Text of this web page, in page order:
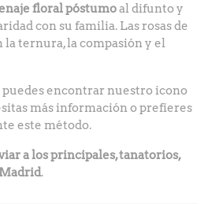
floral póstumoal difunto y
con su familia. Las rosas de
ternura, la compasión y el
puedes encontrar nuestro icono
más información o prefieres
este método.
a los principales, tanatorios,
.